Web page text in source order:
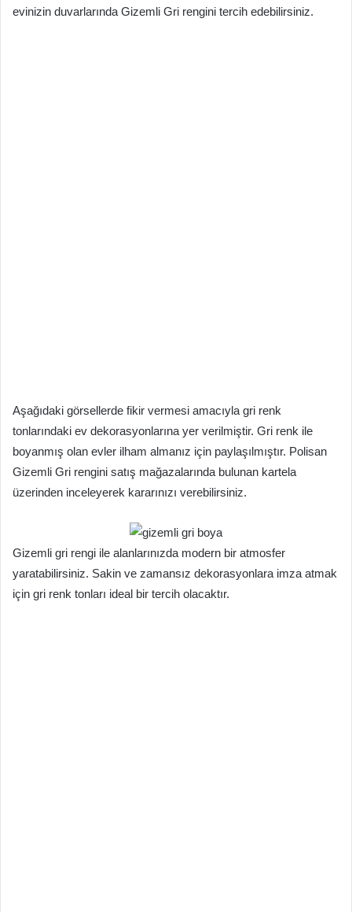
evinizin duvarlarında Gizemli Gri rengini tercih edebilirsiniz.
Aşağıdaki görsellerde fikir vermesi amacıyla gri renk
tonlarındaki ev dekorasyonlarına yer verilmiştir. Gri renk ile
boyanmış olan evler ilham almanız için paylaşılmıştır. Polisan
Gizemli Gri rengini satış mağazalarında bulunan kartela
üzerinden inceleyerek kararınızı verebilirsiniz.
Gizemli gri rengi ile alanlarınızda modern bir atmosfer
yaratabilirsiniz. Sakin ve zamansız dekorasyonlara imza atmak
için gri renk tonları ideal bir tercih olacaktır.